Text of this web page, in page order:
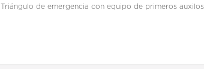
Triángulo de emergencia con equipo de primeros auxilos